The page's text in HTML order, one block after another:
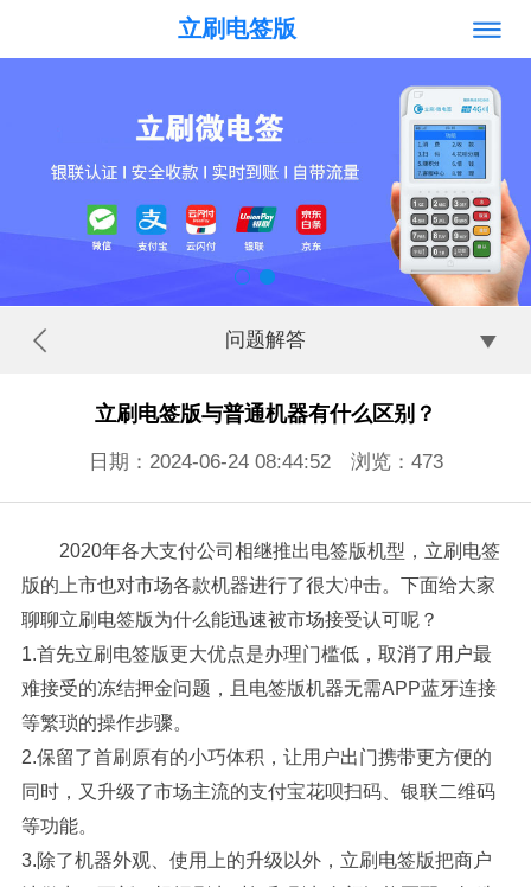
立刷电签版
问题解答
立刷电签版与普通机器有什么区别？
日期：2024-06-24 08:44:52 浏览： 473
2020年各大支付公司相继推出电签版机型，立刷电签
版的上市也对市场各款机器进行了很大冲击。下面给大家
聊聊立刷电签版为什么能迅速被市场接受认可呢？
1.首先立刷电签版更大优点是办理门槛低，取消了用户最
难接受的冻结押金问题，且电签版机器无需APP蓝牙连接
等繁琐的操作步骤。
2.保留了首刷原有的小巧体积，让用户出门携带更方便的
同时，又升级了市场主流的支付宝花呗扫码、银联二维码
等功能。
3.除了机器外观、使用上的升级以外，立刷电签版把商户